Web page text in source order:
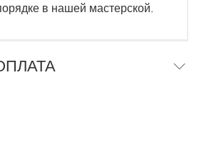
в нашей мастерской.